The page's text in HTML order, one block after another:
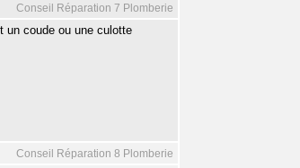
Conseil Réparation 7 Plomberie
un coude ou une culotte
Conseil Réparation 8 Plomberie